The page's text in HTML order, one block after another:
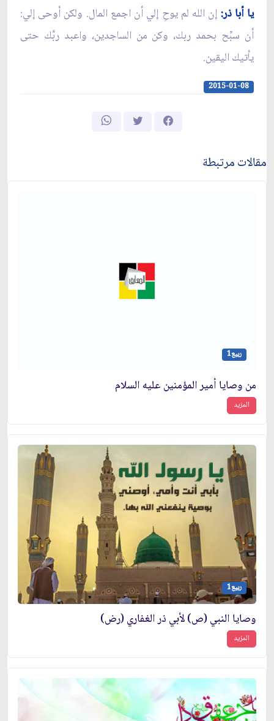
يا أبا ذر: إن الله لم يوحِ إلي أن اجمع المال. ولكن أوحى إلي:
أن سبِّح بحمد ربك، وكن من الساجدين، واعبد ربَّك حتى
يأتيك اليقين.
2015-01-08
مقالات مرتبطة
ربيع1
من وصايا أمير المؤمنين عليه السلام
المزيد
ربيع1
وصايا النبي (ص) لأبي ذر الغفاري (رض)
المزيد